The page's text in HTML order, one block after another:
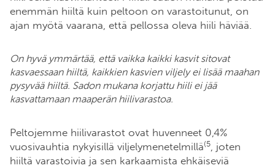
enemmän hiiltä kuin peltoon on varastoitunut, on
ajan myötä vaarana, että pellossa oleva hiili häviää.
On hyvä ymmärtää, että vaikka kaikki kasvit sitovat
kasvaessaan hiiltä, kaikkien kasvien viljely ei lisää maahan
pysyvää hiiltä. Sadon mukana korjattu hiili ei jää
kasvattamaan maaperän hiilivarastoa.
Peltojemme hiilivarastot ovat huvenneet 0,4%
vuosivauhtia nykyisillä viljelymenetelmillä(5, joten
hiiltä varastoivia ja sen karkaamista ehkäiseviä